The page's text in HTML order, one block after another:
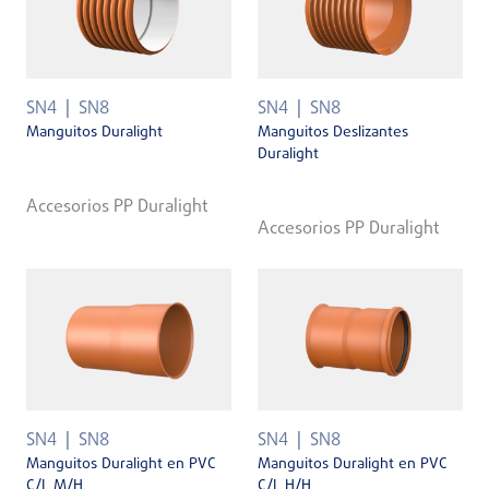
SN4 SN8
Manguitos Duralight
Accesorios PP Duralight
SN4 SN8
Manguitos Deslizantes
Duralight
Accesorios PP Duralight
SN4 SN8
Manguitos Duralight en PVC
SN4 SN8
Manguitos Duralight en PVC